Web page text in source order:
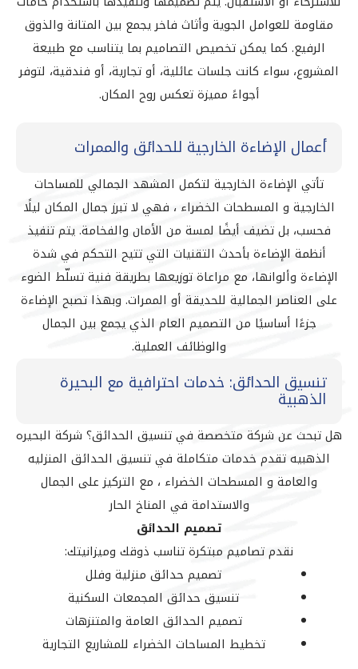
مقاومة للعوامل الجوية وأثاث فاخر يجمع بين المتانة والذوق
الرفيع. كما يمكن تخصيص التصاميم بما يتناسب مع طبيعة
المشروع، سواء كانت جلسات عائلية، أو تجارية، أو فندقية، لتوفر
أجواءً مميزة تعكس روح المكان.
أعمال الإضاءة الخارجية للحدائق والممرات
تأتي الإضاءة الخارجية لتكمل المشهد الجمالي للمساحات
الخارجية و المسطحات الخضراء ، فهي لا تبرز جمال المكان ليلًا
فحسب، بل تضيف أيضًا لمسة من الأمان والفخامة. يتم تنفيذ
أنظمة الإضاءة بأحدث التقنيات التي تتيح التحكم في شدة
الإضاءة وألوانها، مع مراعاة توزيعها بطريقة فنية تسلّط الضوء
على العناصر الجمالية للحديقة أو الممرات. وبهذا تصبح الإضاءة
جزءًا أساسيًا من التصميم العام الذي يجمع بين الجمال
والوظائف العملية.
تنسيق الحدائق: خدمات احترافية مع البحيرة
الذهبية
هل تبحث عن شركة متخصصة في تنسيق الحدائق؟ شركة البحيره
الذهبيه تقدم خدمات متكاملة في تنسيق الحدائق المنزليه
والعامة و المسطحات الخضراء ، مع التركيز على الجمال
والاستدامة في المناخ الحار
تصميم الحدائق
نقدم تصاميم مبتكرة تناسب ذوقك وميزانيتك:
تصميم حدائق منزلية وفلل
تنسيق حدائق المجمعات السكنية
تصميم الحدائق العامة والمتنزهات
تخطيط المساحات الخضراء للمشاريع التجارية